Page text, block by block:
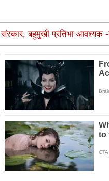
बहुमुखी प्रतिभा आवश्यक -